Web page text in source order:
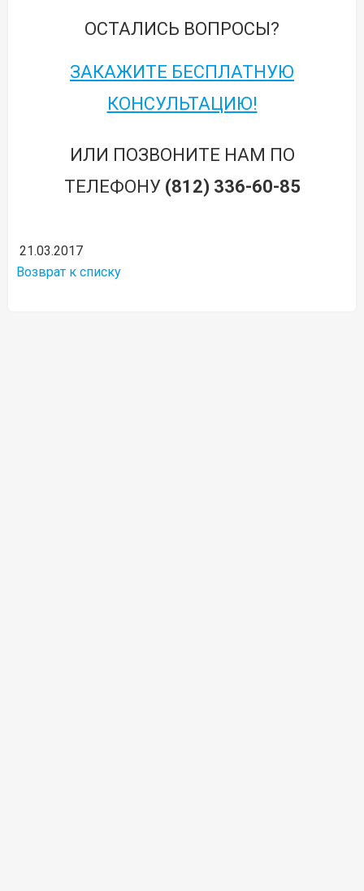
ОСТАЛИСЬ ВОПРОСЫ?
ЗАКАЖИТЕ БЕСПЛАТНУЮ
КОНСУЛЬТАЦИЮ!
ИЛИ ПОЗВОНИТЕ НАМ ПО
ТЕЛЕФОНУ (812) 336-60-85
21.03.2017
Возврат к списку